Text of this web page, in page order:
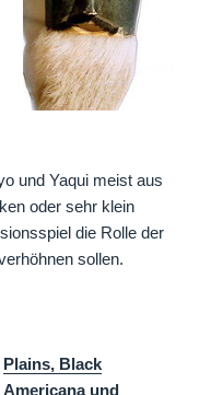
und Yaqui meist aus
oder sehr klein
die Rolle der
sollen.
Plains, Black
Americana und